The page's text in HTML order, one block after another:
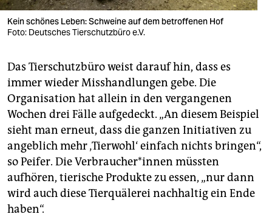
Kein schönes Leben: Schweine auf dem betroffenen Hof
Foto: Deutsches Tierschutzbüro e.V.
Das Tierschutzbüro weist darauf hin, dass es
immer wieder Misshandlungen gebe. Die
Organisation hat allein in den vergangenen
Wochen drei Fälle aufgedeckt. „An diesem Beispiel
sieht man erneut, dass die ganzen Initiativen zu
angeblich mehr ‚Tierwohl‘ einfach nichts bringen“,
so Peifer. Die Verbraucher*innen müssten
aufhören, tierische Produkte zu essen, „nur dann
wird auch diese Tierquälerei nachhaltig ein Ende
haben“.